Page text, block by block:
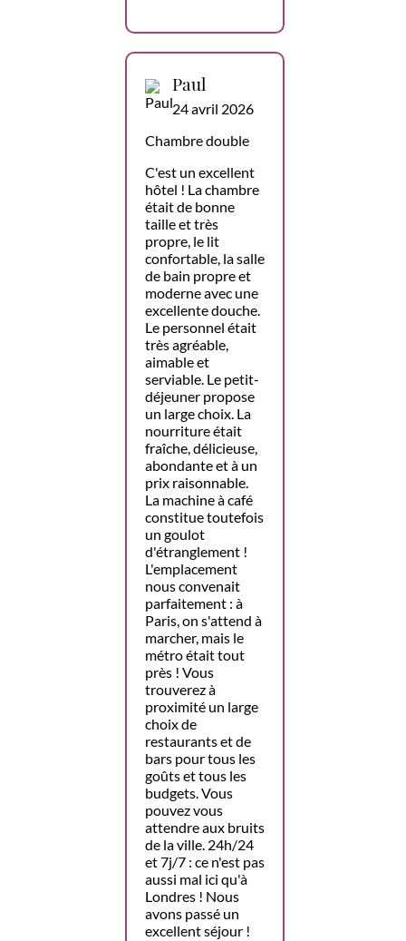
Paul
24 avril 2026
Chambre double
C'est un excellent
hôtel ! La chambre
était de bonne
taille et très
propre, le lit
confortable, la salle
de bain propre et
moderne avec une
excellente douche.
Le personnel était
très agréable,
aimable et
serviable. Le petit-
déjeuner propose
un large choix. La
nourriture était
fraîche, délicieuse,
abondante et à un
prix raisonnable.
La machine à café
constitue toutefois
un goulot
d'étranglement !
L'emplacement
nous convenait
parfaitement : à
Paris, on s'attend à
marcher, mais le
métro était tout
près ! Vous
trouverez à
proximité un large
choix de
restaurants et de
bars pour tous les
goûts et tous les
budgets. Vous
pouvez vous
attendre aux bruits
de la ville. 24h/24
et 7j/7 : ce n'est pas
aussi mal ici qu'à
Londres ! Nous
avons passé un
excellent séjour !